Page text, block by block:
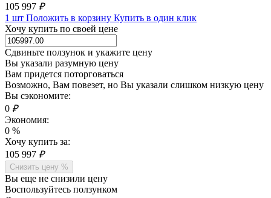
105 997 ₽
1 шт Положить в корзину Купить в один клик
Хочу купить по своей цене
Сдвиньте ползунок и укажите цену
Вы указали разумную цену
Вам придется поторговаться
Возможно, Вам повезет, но Вы указали слишком низкую цену
Вы сэкономите:
0 ₽
Экономия:
0 %
Хочу купить за:
105 997 ₽
Снизить цену %
Вы еще не снизили цену
Воспользуйтесь ползунком